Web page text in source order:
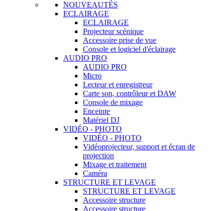
NOUVEAUTÉS
ECLAIRAGE
ECLAIRAGE
Projecteur scénique
Accessoire prise de vue
Console et logiciel d'éclairage
AUDIO PRO
AUDIO PRO
Micro
Lecteur et enregistreur
Carte son, contrôleur et DAW
Console de mixage
Enceinte
Matériel DJ
VIDÉO - PHOTO
VIDÉO - PHOTO
Vidéoprojecteur, support et écran de
projection
Mixage et traitement
Caméra
STRUCTURE ET LEVAGE
STRUCTURE ET LEVAGE
Accessoire structure
Accessoire structure